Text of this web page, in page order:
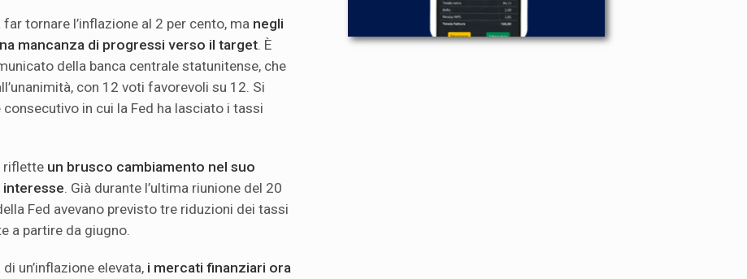
far tornare l’inflazione al 2 per cento, ma negli
mancanza di progressi verso il target . È
della banca centrale statunitense, che
con 12 voti favorevoli su 12. Si
in cui la Fed ha lasciato i tassi
riflette un brusco cambiamento nel suo
interesse . Già durante l’ultima riunione del 20
Fed avevano previsto tre riduzioni dei tassi
a partire da giugno.
un’inflazione elevata, i mercati finanziari ora